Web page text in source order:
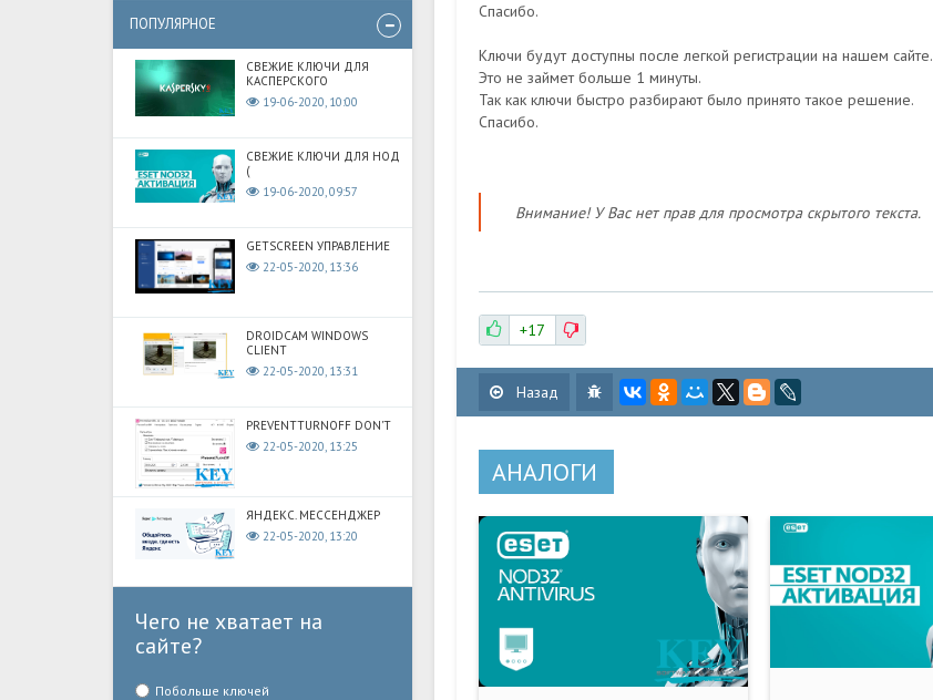
ПОПУЛЯРНОЕ
СВЕЖИЕ КЛЮЧИ ДЛЯ
КАСПЕРСКОГО
19-06-2020, 10:00
СВЕЖИЕ КЛЮЧИ ДЛЯ НОД
(
19-06-2020, 09:57
GETSCREEN УПРАВЛЕНИЕ
22-05-2020, 13:36
DROIDCAM WINDOWS
CLIENT
22-05-2020, 13:31
PREVENTTURNOFF DON'T
22-05-2020, 13:25
ЯНДЕКС. МЕССЕНДЖЕР
22-05-2020, 13:20
Чего не хватает на
сайте?
Побольше ключей
Спасибо.
Ключи будут доступны после легкой регистрации на нашем сайте.
Это не займет больше 1 минуты.
Так как ключи быстро разбирают было принято такое решение.
Спасибо.
Внимание! У Вас нет прав для просмотра скрытого текста.
+17
Назад
АНАЛОГИ